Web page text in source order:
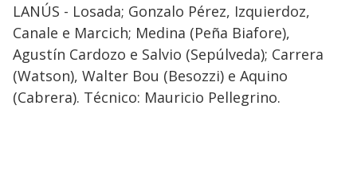
LANÚS - Losada; Gonzalo Pérez, Izquierdoz,
Canale e Marcich; Medina (Peña Biafore),
Agustín Cardozo e Salvio (Sepúlveda); Carrera
(Watson), Walter Bou (Besozzi) e Aquino
(Cabrera). Técnico: Mauricio Pellegrino.